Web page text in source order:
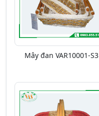
Mây đan VAR10001-S3